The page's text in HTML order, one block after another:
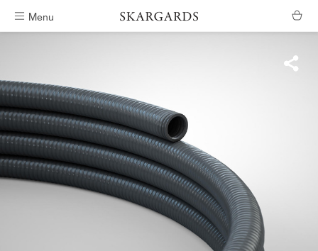
Menu Verzending binnen #ShippingTimeGeneral